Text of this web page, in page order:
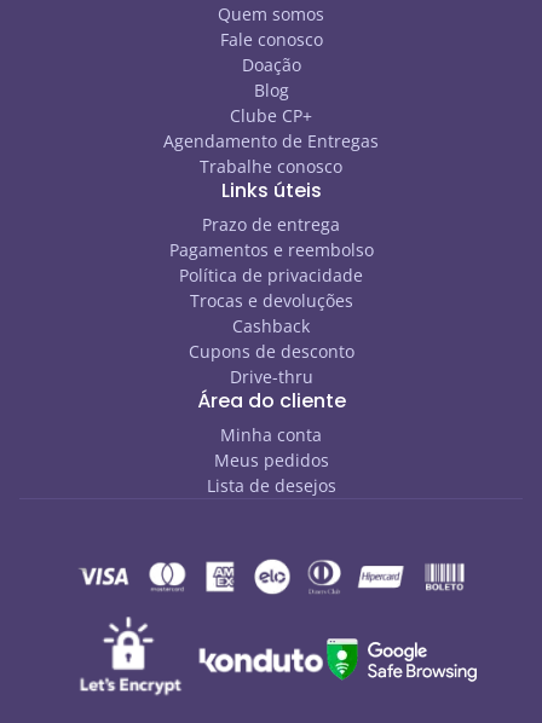
Quem somos
Fale conosco
Doação
Blog
Clube CP+
Agendamento de Entregas
Trabalhe conosco
Links úteis
Prazo de entrega
Pagamentos e reembolso
Política de privacidade
Trocas e devoluções
Cashback
Cupons de desconto
Drive-thru
Área do cliente
Minha conta
Meus pedidos
Lista de desejos